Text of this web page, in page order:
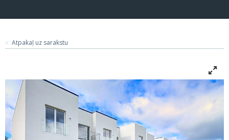
Atpakaļ uz sarakstu